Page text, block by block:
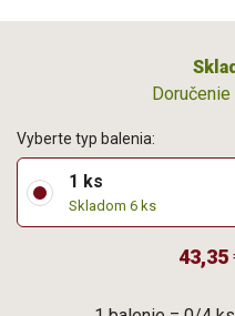
Vyberte typ balenia:
1 ks
Skladom 6 ks
43,35